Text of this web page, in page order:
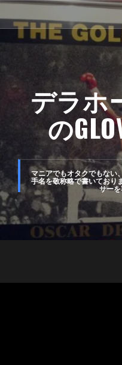
ン
ン
キ
プ
デラホ
の
マニアでもオタクでもない
手名を敬称略で書いており
サー